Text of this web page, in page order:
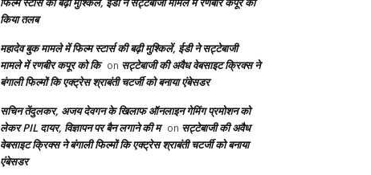
किया तलब
महादेव बुक मामले में फिल्म स्टार्स की बढ़ी मुश्किलें, ईडी ने सट्टेबाजी
मामले में रणबीर कपूर को कि on सट्टेबाजी की अवैध वेबसाइट क्रिक्स ने
बंगाली फिल्मों कि एक्ट्रेस श्राबंती चटर्जी को बनाया एंबेसडर
सचिन तेंदुलकर, अजय देवगन के खिलाफ ऑनलाइन गेमिंग प्रमोशन को
लेकर PIL दायर, विज्ञापन पर बैन लगाने की म on सट्टेबाजी की अवैध
वेबसाइट क्रिक्स ने बंगाली फिल्मों कि एक्ट्रेस श्राबंती चटर्जी को बनाया
एंबेसडर